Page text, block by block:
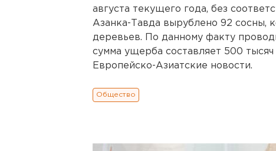
августа текущего года, без
Азанка-Тавда вырублено 92 сосны,
деревьев. По данному факту
сумма ущерба составляет 500
Европейско-Азиатские новости.
Общество